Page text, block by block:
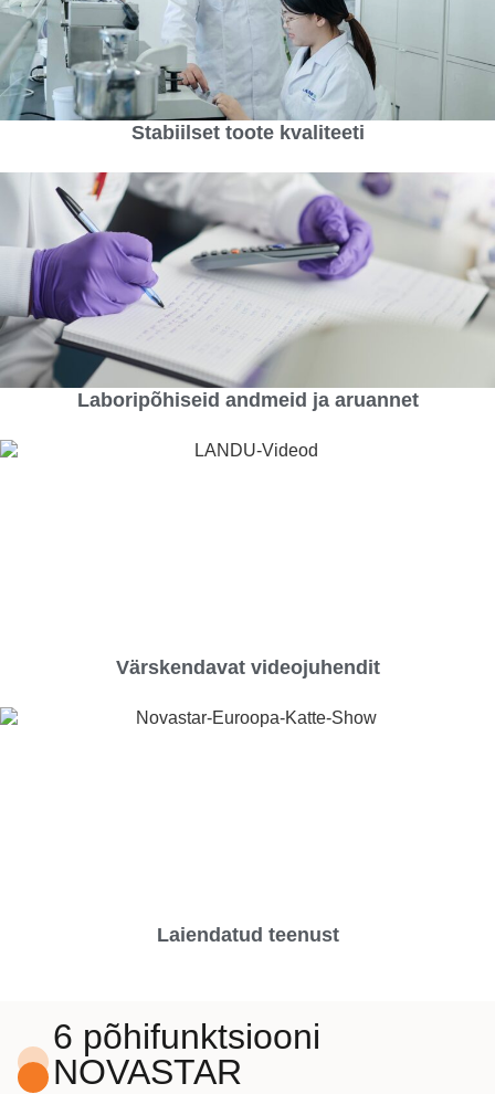
Stabiilset toote kvaliteeti
Laboripõhiseid andmeid ja aruannet
Värskendavat videojuhendit
Laiendatud teenust
6 põhifunktsiooni
NOVASTAR